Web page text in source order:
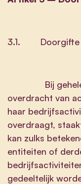
3.1. Doorgifte
Bij gehele of
overdracht van
haar
overdraagt,
kan zulks
entiteiten of
gedeeltelijk